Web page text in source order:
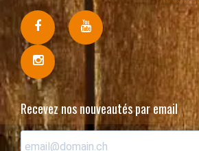
Recevez nos nouveautés par email